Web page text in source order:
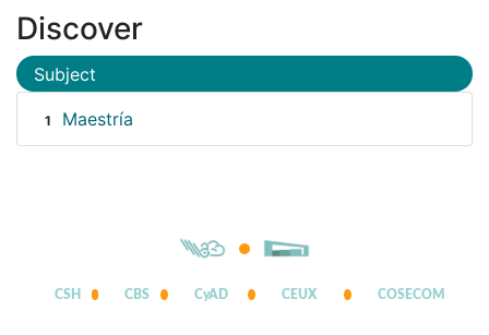
Discover
Subject
1 Maestría
CSH CBS CyAD CEUX COSECOM